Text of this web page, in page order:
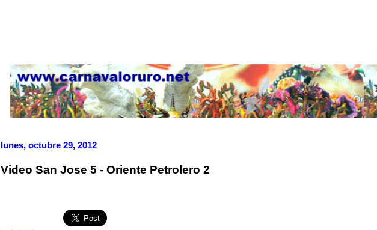
lunes, octubre 29, 2012
Video San Jose 5 - Oriente Petrolero 2